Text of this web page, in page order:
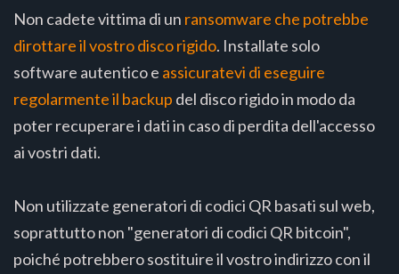
Non cadete vittima di un ransomware che potrebbe
dirottare il vostro disco rigido. Installate solo
software autentico e assicuratevi di eseguire
regolarmente il backup del disco rigido in modo da
poter recuperare i dati in caso di perdita dell'accesso
ai vostri dati.
Non utilizzate generatori di codici QR basati sul web,
soprattutto non "generatori di codici QR bitcoin",
poiché potrebbero sostituire il vostro indirizzo con il